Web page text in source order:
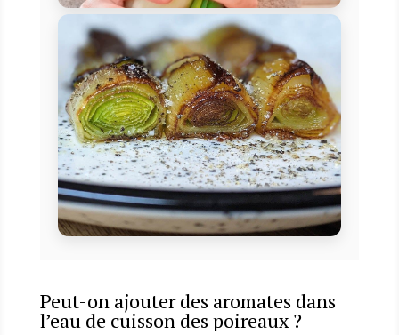
Peut-on ajouter des aromates dans
l’eau de cuisson des poireaux ?